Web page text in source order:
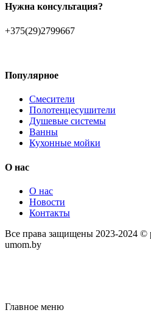
Нужна консультация?
+375(29)2799667
Популярное
Смесители
Полотенцесушители
Душевые системы
Ванны
Кухонные мойки
О нас
О нас
Новости
Контакты
Все права защищены 2023-2024 ©
umom.by
Главное меню